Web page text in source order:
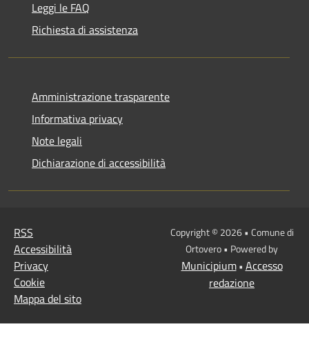
Leggi le FAQ
Richiesta di assistenza
Amministrazione trasparente
Informativa privacy
Note legali
Dichiarazione di accessibilità
RSS
Accessibilità
Privacy
Cookie
Mappa del sito
Copyright © 2026 • Comune di
Ortovero • Powered by
Municipium• Accesso
redazione